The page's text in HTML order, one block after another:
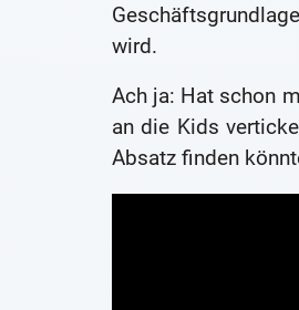
wird.
Ach ja: Hat schon
an die Kids
Absatz finden